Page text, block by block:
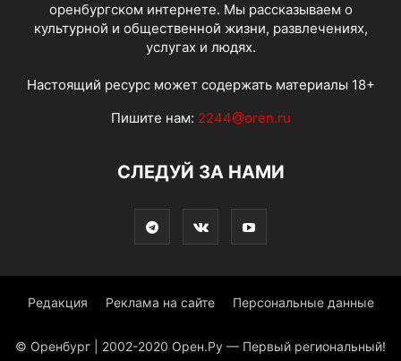
оренбургском интернете. Мы рассказываем о
культурной и общественной жизни, развлечениях,
услугах и людях.
Настоящий ресурс может содержать материалы 18+
Пишите нам: 2244@oren.ru
СЛЕДУЙ ЗА НАМИ
Редакция Реклама на сайте Персональные данные
© Оренбург | 2002-2020 Орен.Ру — Первый региональный!